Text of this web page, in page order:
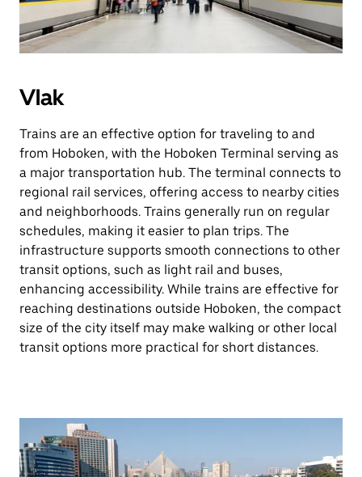
Vlak
Trains are an effective option for traveling to and
from Hoboken, with the Hoboken Terminal serving as
a major transportation hub. The terminal connects to
regional rail services, offering access to nearby cities
and neighborhoods. Trains generally run on regular
schedules, making it easier to plan trips. The
infrastructure supports smooth connections to other
transit options, such as light rail and buses,
enhancing accessibility. While trains are effective for
reaching destinations outside Hoboken, the compact
size of the city itself may make walking or other local
transit options more practical for short distances.